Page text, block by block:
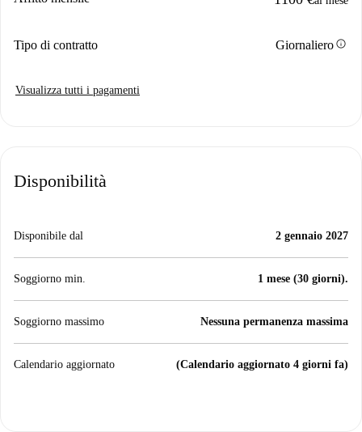
Tipo di contratto Giornalieroinfo
Visualizza tutti i pagamenti
Disponibilità
Disponibile dal 2 gennaio 2027
Soggiorno min. 1 mese (30 giorni).
Soggiorno massimo Nessuna permanenza massima
Calendario aggiornato (Calendario aggiornato 4 giorni fa)